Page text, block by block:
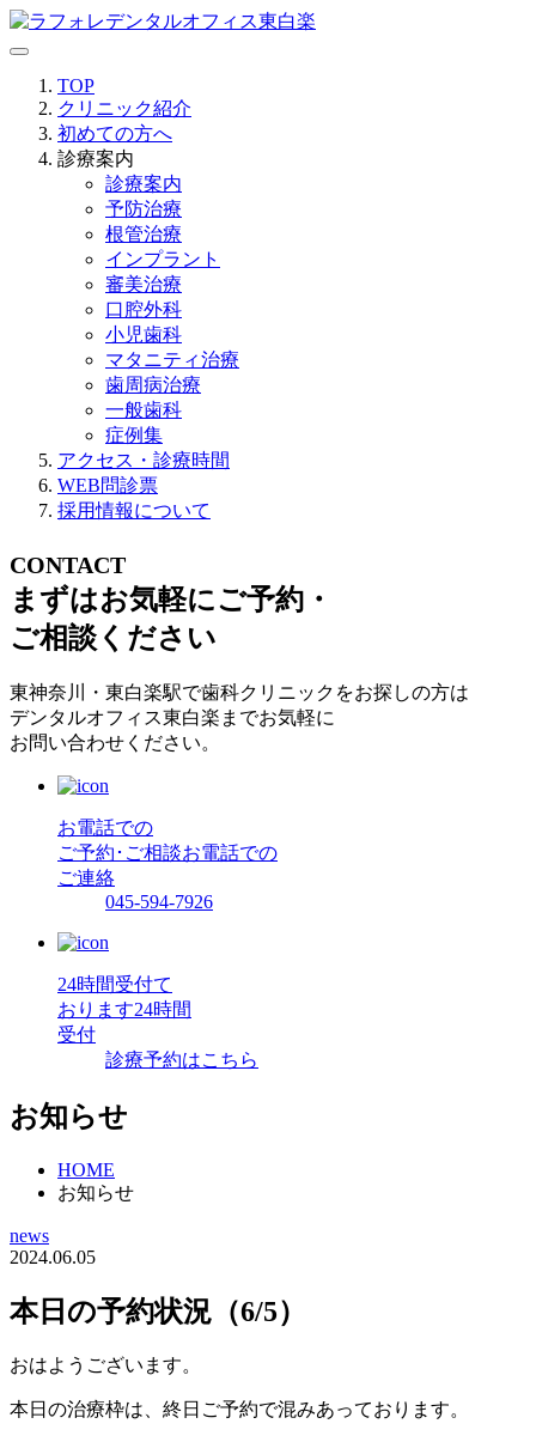
TOP
クリニック紹介
初めての方へ
診療案内
診療案内
予防治療
根管治療
インプラント
審美治療
口腔外科
小児歯科
マタニティ治療
歯周病治療
一般歯科
症例集
アクセス・診療時間
WEB問診票
採用情報について
CONTACT
まずはお気軽にご予約・
ご相談ください
東神奈川・東白楽駅で歯科クリニックをお探しの方は
デンタルオフィス東白楽までお気軽に
お問い合わせください。
お電話での
ご予約･ご相談お電話での
ご連絡
045-594-7926
24時間受付て
おります24時間
受付
診療予約はこちら
お知らせ
HOME
お知らせ
news
2024.06.05
本日の予約状況（6/5）
おはようございます。
本日の治療枠は、終日ご予約で混みあっております。